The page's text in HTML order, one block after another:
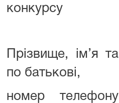
конкурсу
Прізвище, ім’я та
по батькові,
номер телефону